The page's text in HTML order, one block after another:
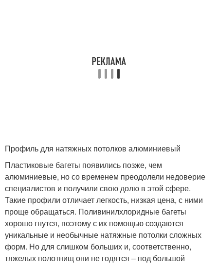
Профиль для натяжных потолков алюминиевый
Пластиковые багеты появились позже, чем
алюминиевые, но со временем преодолели недоверие
специалистов и получили свою долю в этой сфере.
Такие профили отличает легкость, низкая цена, с ними
проще обращаться. Поливинилхлоридные багеты
хорошо гнутся, поэтому с их помощью создаются
уникальные и необычные натяжные потолки сложных
форм. Но для слишком больших и, соответственно,
тяжелых полотнищ они не годятся – под большой